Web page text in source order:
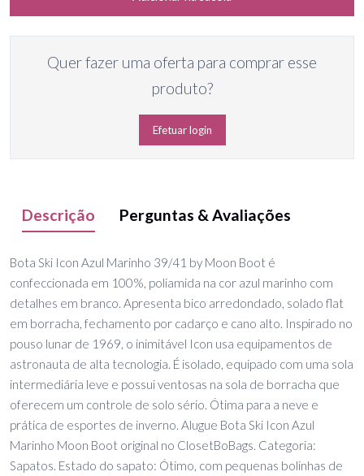
Quer fazer uma oferta para comprar esse
produto?
Efetuar login
Descrição Perguntas & Avaliações
Bota Ski Icon Azul Marinho 39/41 by Moon Boot é
confeccionada em 100%, poliamida na cor azul marinho com
detalhes em branco. Apresenta bico arredondado, solado flat
em borracha, fechamento por cadarço e cano alto. Inspirado no
pouso lunar de 1969, o inimitável Icon usa equipamentos de
astronauta de alta tecnologia. É isolado, equipado com uma sola
intermediária leve e possui ventosas na sola de borracha que
oferecem um controle de solo sério. Ótima para a neve e
prática de esportes de inverno. Alugue Bota Ski Icon Azul
Marinho Moon Boot original no ClosetBoBags. Categoria:
Sapatos. Estado do sapato: Ótimo, com pequenas bolinhas de